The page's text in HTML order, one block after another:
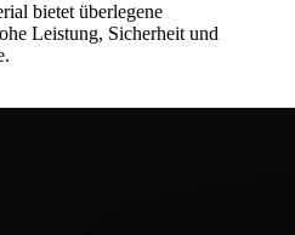
bietet überlegene
Leistung, Sicherheit und